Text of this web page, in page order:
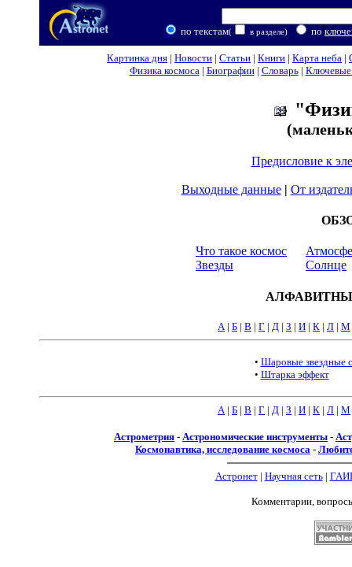
по текстам( в разделе) по
Картинка дня | Новости | Статьи | Книги | Карта неба |
Физика космоса| Биографии| Словарь| Ключевые
Предисловие к
Выходные данные | От
Что такое космос
Звезды
Солнце
А | Б | В | Г | Д | З | И | К | Л | М
• Шаровые звездные
• Штарка эффект
А | Б | В | Г | Д | З | И | К | Л | М
Астрометрия - Астрономические инструменты -
Космонавтика, исследование космоса -
Астронет| Научная сеть|
Комментарии,